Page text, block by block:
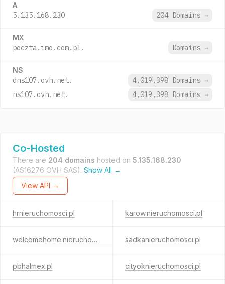
A
5.135.168.230 204 Domains →
MX
poczta.imo.com.pl. Domains →
NS
dns107.ovh.net. 4,019,398 Domains →
ns107.ovh.net.
4,019,398 Domains →
Co-Hosted
There are 204 domains hosted on 5.135.168.230
(AS16276 OVH SAS). Show All →
View API →
hrnieruchomosci.pl karow.nieruchomosci.pl
welcomehome.nieruchomosci.pl sadkanieruchomosci.pl
pbhalmex.pl cityoknieruchomosci.pl